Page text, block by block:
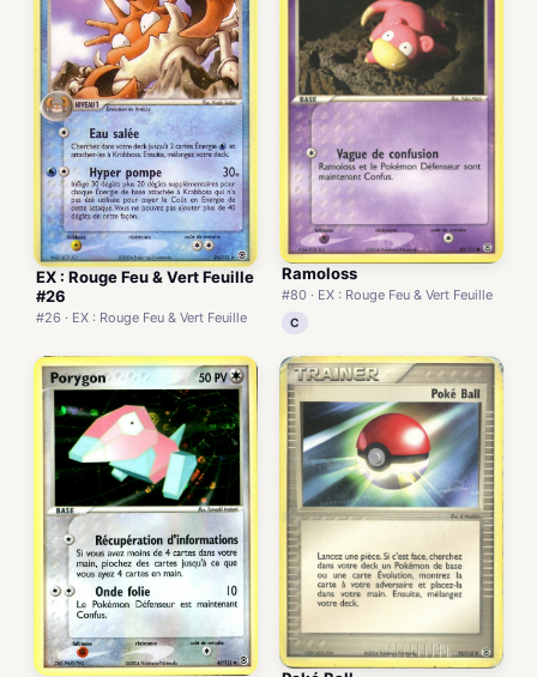
EX : Rouge Feu & Vert Feuille
#26
#26 · EX : Rouge Feu & Vert Feuille
Ramoloss
#80 · EX : Rouge Feu & Vert Feuille
C